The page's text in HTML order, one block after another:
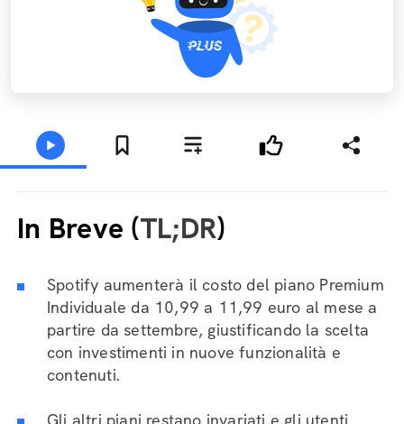
In Breve (TL;DR)
Spotify aumenterà il costo del piano Premium
Individuale da 10,99 a 11,99 euro al mese a
partire da settembre, giustificando la scelta
con investimenti in nuove funzionalità e
contenuti.